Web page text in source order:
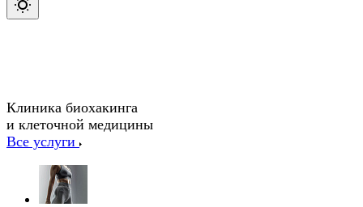
Клиника биохакинга
и клеточной медицины
Все услуги